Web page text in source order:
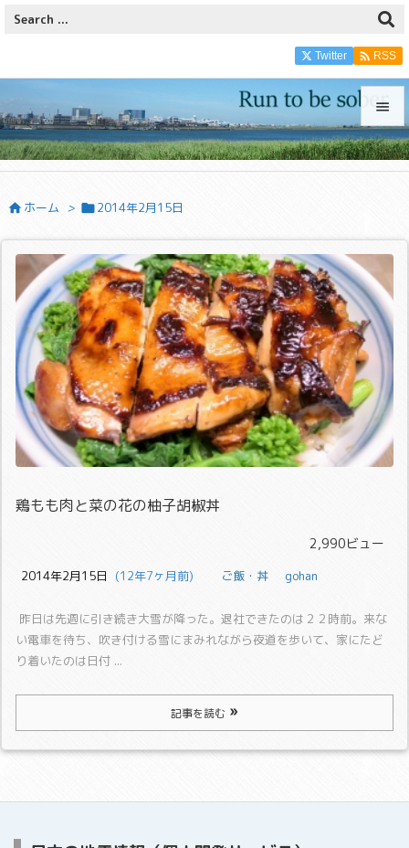




次へ

検索
Twitter  RSS
 ホーム > 2014年2月15日
鶏もも肉と菜の花の柚子胡椒丼
2,990ビュー
2014年2月15日
  (12年7ヶ月前)
ご飯・丼 gohan
昨日は先週に引き続き大雪が降った。 退社できたのは２２時前。 来な
い電車を待ち、吹き付ける雪にまみれながら夜道を歩いて、家にたど
り着いたのは日付 ...
記事を読む